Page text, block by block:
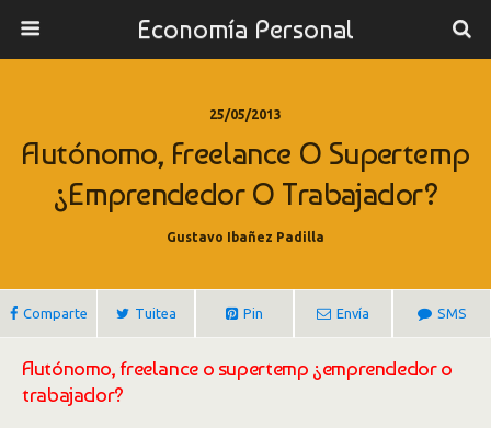
Economía Personal
25/05/2013
Autónomo, Freelance O Supertemp
¿emprendedor O Trabajador?
Gustavo Ibañez Padilla
Comparte Tuitea Pin Envía SMS
Autónomo, freelance o supertemp ¿emprendedor o
trabajador?